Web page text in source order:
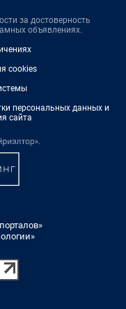
за достоверность
объявлениях.
cookies
персональных данных и
сайта